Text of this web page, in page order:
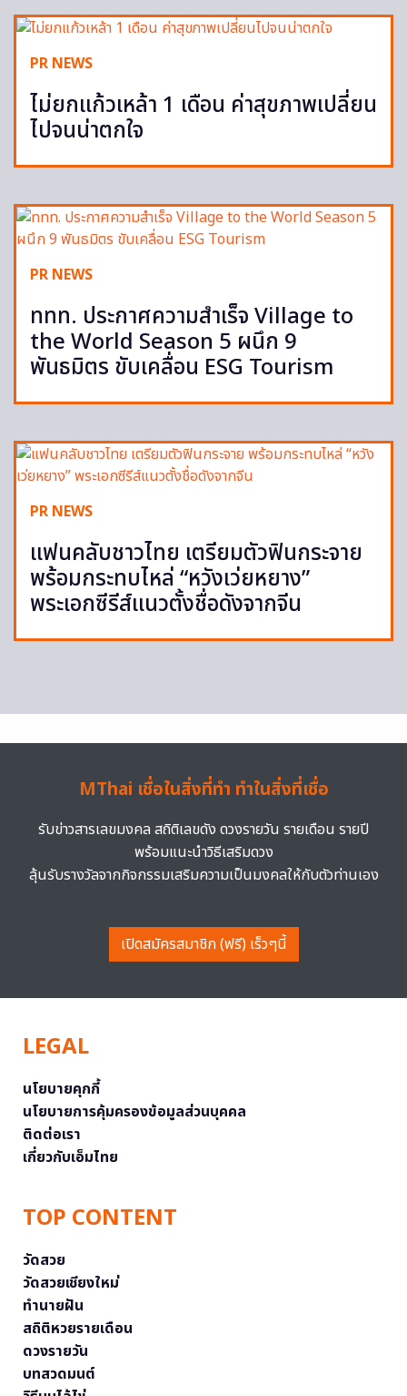
PR NEWS
ไม่ยกแก้วเหล้า 1 เดือน ค่าสุขภาพเปลี่ยน
ไปจนน่าตกใจ
PR NEWS
ททท. ประกาศความสำเร็จ Village to
the World Season 5 ผนึก 9
พันธมิตร ขับเคลื่อน ESG Tourism
PR NEWS
แฟนคลับชาวไทย เตรียมตัวฟินกระจาย
พร้อมกระทบไหล่ “หวังเว่ยหยาง”
พระเอกซีรีส์แนวตั้งชื่อดังจากจีน
MThai เชื่อในสิ่งที่ทำ ทำในสิ่งที่เชื่อ
รับข่าวสารเลขมงคล สถิติเลขดัง ดวงรายวัน รายเดือน รายปี
พร้อมแนะนำวิธีเสริมดวง
ลุ้นรับรางวัลจากกิจกรรมเสริมความเป็นมงคลให้กับตัวท่านเอง
เปิดสมัครสมาชิก (ฟรี) เร็วๆนี้
LEGAL
นโยบายคุกกี้
นโยบายการคุ้มครองข้อมูลส่วนบุคคล
ติดต่อเรา
เกี่ยวกับเอ็มไทย
TOP CONTENT
วัดสวย
วัดสวยเชียงใหม่
ทำนายฝัน
สถิติหวยรายเดือน
ดวงรายวัน
บทสวดมนต์